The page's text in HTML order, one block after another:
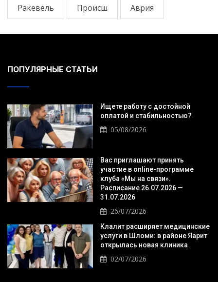
Ракевель Происш Аврия
ПОПУЛЯРНЫЕ СТАТЬИ
Ищете работу с достойной
оплатой и стабильностью?
05/08/2026
Вас приглашают принять
участие в online-программе
клуба «Мы на связи».
Расписание 26.07.2026 —
31.07.2026
26/07/2026
Клалит расширяет медицинские
услуги в Шломи: в районе Яарит
открылась новая клиника
02/07/2026